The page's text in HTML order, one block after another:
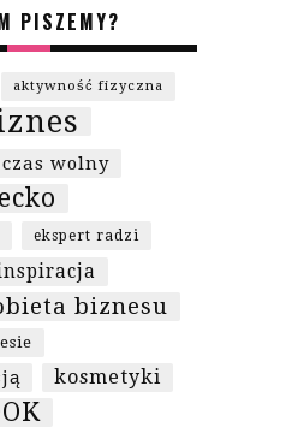
PISZEMY?
aktywność fizyczna
czas wolny
ekspert radzi
biznesu
kosmetyki